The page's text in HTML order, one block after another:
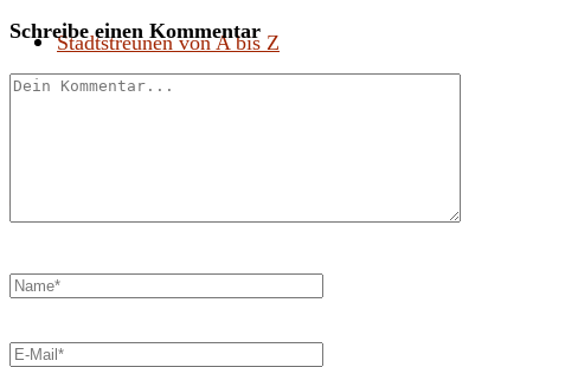
Stadtstreunen von A bis Z
Schreibe einen Kommentar